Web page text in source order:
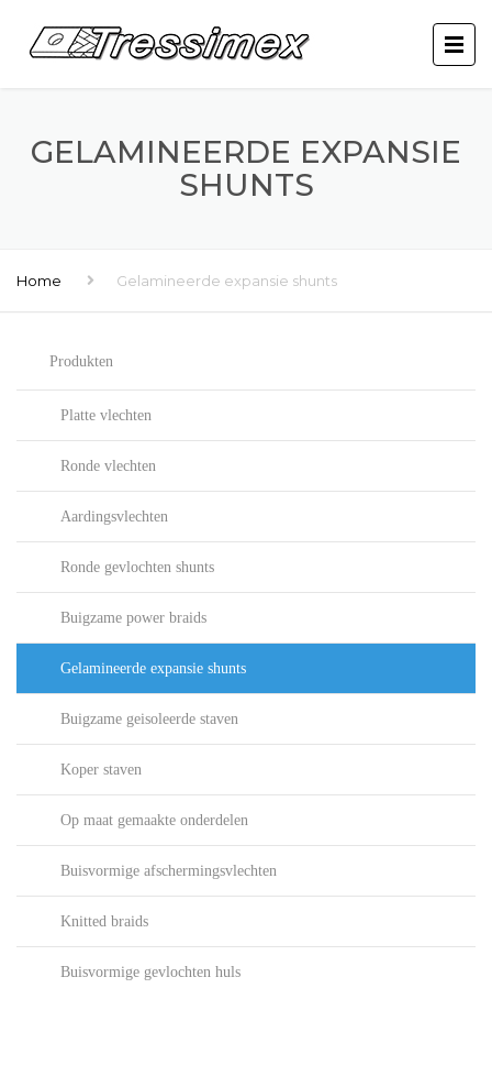
GELAMINEERDE EXPANSIE
SHUNTS
Home Gelamineerde expansie shunts
Produkten
Platte vlechten
Ronde vlechten
Aardingsvlechten
Ronde gevlochten shunts
Buigzame power braids
Gelamineerde expansie shunts
Buigzame geisoleerde staven
Koper staven
Op maat gemaakte onderdelen
Buisvormige afschermingsvlechten
Knitted braids
Buisvormige gevlochten huls